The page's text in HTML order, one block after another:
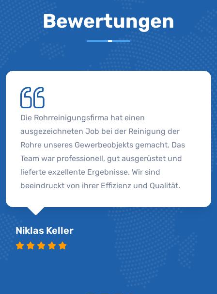
Bewertungen
Die Rohrreinigungsfirma hat einen
ausgezeichneten Job bei der Reinigung der
Rohre unseres Gewerbeobjekts gemacht. Das
Team war professionell, gut ausgerüstet und
lieferte exzellente Ergebnisse. Wir sind
beeindruckt von ihrer Effizienz und Qualität.
Niklas Keller